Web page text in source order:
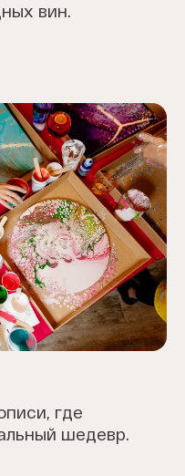
вин.
где
шедевр.